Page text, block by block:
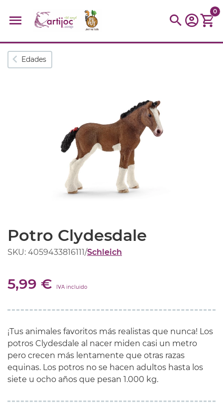
Búsquedas populares
0
Edades
Potro Clydesdale
SKU: 4059433816111/Schleich
5,99 € IVA incluido
¡Tus animales favoritos más realistas que nunca! Los
potros Clydesdale al nacer miden casi un metro
pero crecen más lentamente que otras razas
equinas. Los potros no se hacen adultos hasta los
siete u ocho años que pesan 1.000 kg.